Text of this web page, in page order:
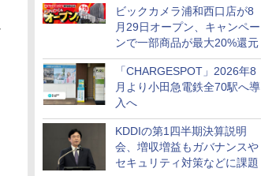
ビックカメラ浦和西口店が8
月29日オープン、キャンペー
ンで一部商品が最大20%還元
「CHARGESPOT」2026年8
月より小田急電鉄全70駅へ導
入へ
KDDIの第1四半期決算説明
会、増収増益もガバナンスや
セキュリティ対策などに課題